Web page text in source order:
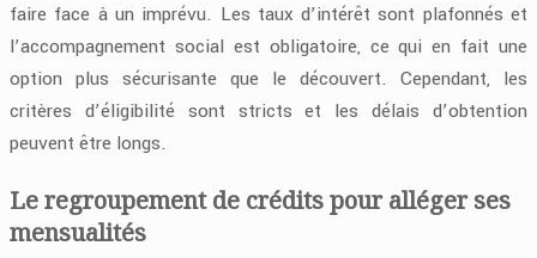
faire face à un imprévu. Les taux d’intérêt sont plafonnés et
l’accompagnement social est obligatoire, ce qui en fait une
option plus sécurisante que le découvert. Cependant, les
critères d’éligibilité sont stricts et les délais d’obtention
peuvent être longs.
Le regroupement de crédits pour alléger ses
mensualités